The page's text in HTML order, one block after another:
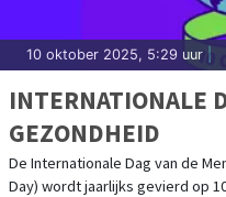
10 oktober 2025, 5:29 uur
INTERNATIONALE
GEZONDHEID
De Internationale Dag van de
Day) wordt jaarlijks gevierd op